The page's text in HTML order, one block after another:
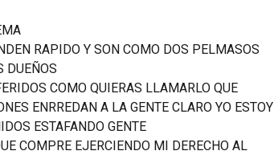
RAPIDO Y SON COMO DOS PELMASOS
DUEÑOS
COMO QUIERAS LLAMARLO QUE
ENRREDAN A LA GENTE CLARO YO ESTOY
ESTAFANDO GENTE
COMPRE EJERCIENDO MI DERECHO AL